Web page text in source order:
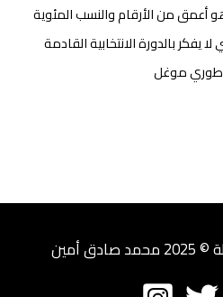
أعمق من الأرقام والنسب المئوية
بالدورة الانتخابية القادمة
موغل
أمين